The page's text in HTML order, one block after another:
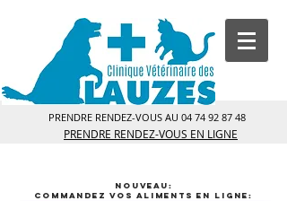
PRENDRE RENDEZ-VOUS AU 04 74 92 87 48
PRENDRE RENDEZ-VOUS EN LIGNE
NOUVEAU:
commandez vos aliments en ligne: